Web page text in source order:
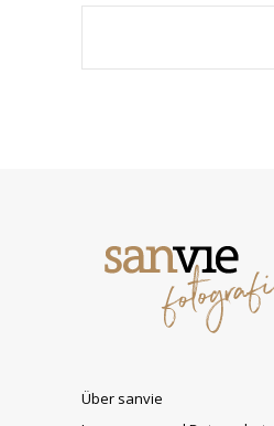
Über sanvie